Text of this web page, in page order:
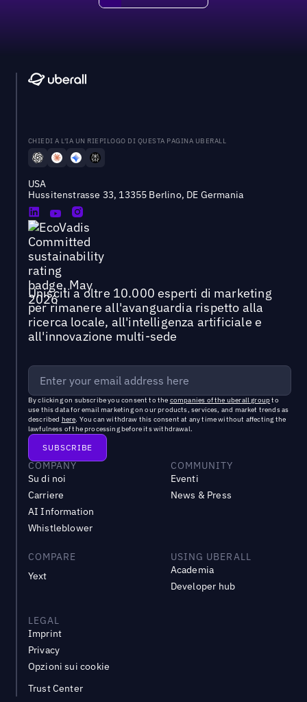
CHIEDI A L'IA UN RIEPILOGO DI QUESTA PAGINA UBERALL
USA
Hussitenstrasse 33, 13355 Berlino, DE Germania
Unisciti a oltre 10.000 esperti di marketing
per rimanere all'avanguardia rispetto alla
ricerca locale, all'intelligenza artificiale e
all'innovazione multi-sede
By clicking on subscribe you consent to the companies of the uberall groupto
use this data for email marketing on our products, services, and market trends as
described here. You can withdraw this consent at any time without affecting the
lawfulness of the processing before its withdrawal.
COMPANY
Su di noi
Carriere
AI Information
Whistleblower
COMMUNITY
Eventi
News & Press
COMPARE
Yext
USING UBERALL
Academia
Developer hub
LEGAL
Imprint
Privacy
Opzioni sui cookie
Trust Center